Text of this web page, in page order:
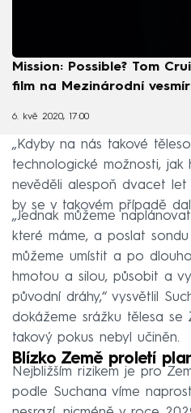
Mission: Possible? Tom
film na Mezinárodní
6. kvě 2020, 17:00
„Kdyby na nás takové
technologické možnosti,
nevěděli alespoň dvacet let
by se v takovém případě
„Jednak můžeme
které máme, a poslat
můžeme umístit a po
hmotou a silou, působit a
původní dráhy,“ vysvětlil
dokážeme srážku tělesa se
takový pokus nebyl učiněn.
Blízko Země proletí
Nejbližším rizikem je pro
podle Suchana víme